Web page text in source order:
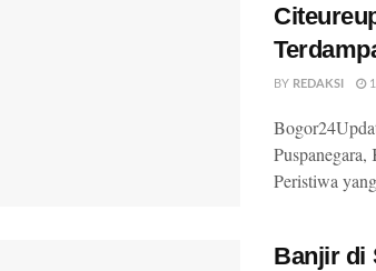
BY REDAKSI 1
Peristiwa
Banjir di